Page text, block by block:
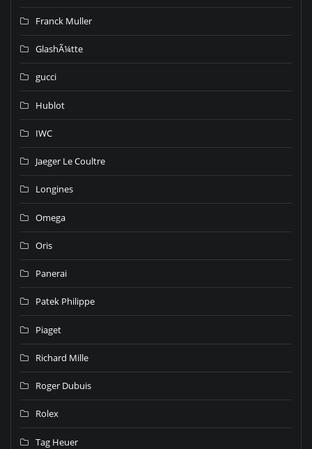
Franck Muller
GlashÃ¼tte
gucci
Hublot
IWC
Jaeger Le Coultre
Longines
Omega
Oris
Panerai
Patek Philippe
Piaget
Richard Mille
Roger Dubuis
Rolex
Tag Heuer